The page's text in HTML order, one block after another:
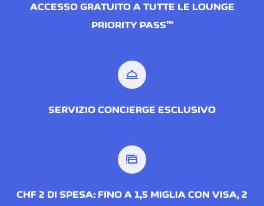
ACCESSO GRATUITO A TUTTE LE LOUNGE
PRIORITY PASS™
room_service
SERVIZIO CONCIERGE ESCLUSIVO
CHF 2 DI SPESA: FINO A 1,5 MIGLIA CON VISA, 2